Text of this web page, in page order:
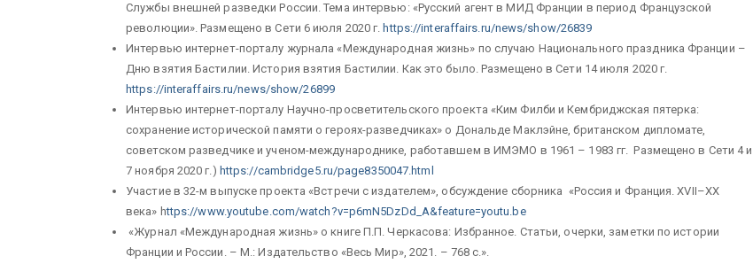
Службы внешней разведки России. Тема интервью: «Русский агент в МИД Франции в период Французской
революции». Размещено в Сети 6 июля 2020 г. https://interaffairs.ru/news/show/26839
Интервью интернет-порталу журнала «Международная жизнь» по случаю Национального праздника Франции –
Дню взятия Бастилии. История взятия Бастилии. Как это было. Размещено в Сети 14 июля 2020 г.
https://interaffairs.ru/news/show/26899
Интервью интернет-порталу Научно-просветительского проекта «Ким Филби и Кембриджская пятерка:
сохранение исторической памяти о героях-разведчиках» о Дональде Маклэйне, британском дипломате,
советском разведчике и ученом-международнике, работавшем в ИМЭМО в 1961 – 1983 гг. Размещено в Сети 4 и
7 ноября 2020 г.) https://cambridge5.ru/page8350047.html
Участие в 32-м выпуске проекта «Встречи с издателем», обсуждение сборника «Россия и Франция. XVII–XX
века» https://www.youtube.com/watch?v=p6mN5DzDd_A&feature=youtu.be
«Журнал «Международная жизнь» о книге П.П. Черкасова: Избранное. Статьи, очерки, заметки по истории
Франции и России. – М.: Издательство «Весь Мир», 2021. – 768 с.».